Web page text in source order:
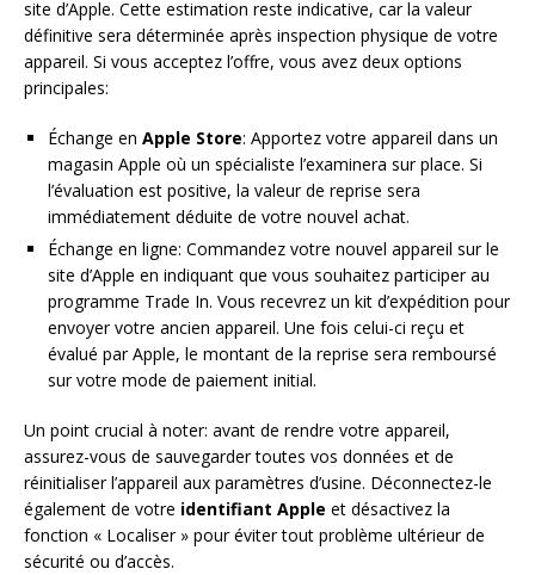
site d’Apple. Cette estimation reste indicative, car la valeur
définitive sera déterminée après inspection physique de votre
appareil. Si vous acceptez l’offre, vous avez deux options
principales:
Échange en Apple Store: Apportez votre appareil dans un
magasin Apple où un spécialiste l’examinera sur place. Si
l’évaluation est positive, la valeur de reprise sera
immédiatement déduite de votre nouvel achat.
Échange en ligne: Commandez votre nouvel appareil sur le
site d’Apple en indiquant que vous souhaitez participer au
programme Trade In. Vous recevrez un kit d’expédition pour
envoyer votre ancien appareil. Une fois celui-ci reçu et
évalué par Apple, le montant de la reprise sera remboursé
sur votre mode de paiement initial.
Un point crucial à noter: avant de rendre votre appareil,
assurez-vous de sauvegarder toutes vos données et de
réinitialiser l’appareil aux paramètres d’usine. Déconnectez-le
également de votre identifiant Apple et désactivez la
fonction « Localiser » pour éviter tout problème ultérieur de
sécurité ou d’accès.